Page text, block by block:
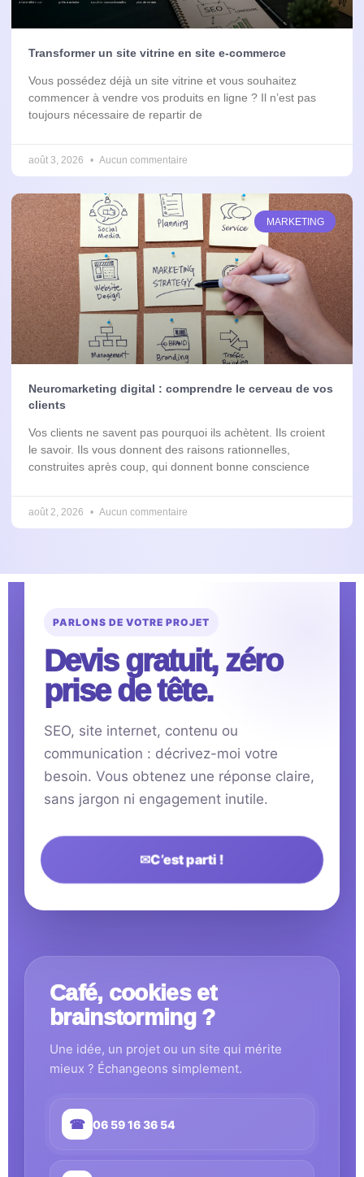
Transformer un site vitrine en site e-commerce
Vous possédez déjà un site vitrine et vous souhaitez
commencer à vendre vos produits en ligne ? Il n’est pas
toujours nécessaire de repartir de
août 3, 2026 Aucun commentaire
MARKETING
Neuromarketing digital : comprendre le cerveau de vos
clients
Vos clients ne savent pas pourquoi ils achètent. Ils croient
le savoir. Ils vous donnent des raisons rationnelles,
construites après coup, qui donnent bonne conscience
août 2, 2026 Aucun commentaire
PARLONS DE VOTRE PROJET
Devis gratuit, zéro
prise de tête.
SEO, site internet, contenu ou
communication : décrivez-moi votre
besoin. Vous obtenez une réponse claire,
sans jargon ni engagement inutile.
✉C’est parti !
Café, cookies et
brainstorming ?
Une idée, un projet ou un site qui mérite
mieux ? Échangeons simplement.
☎ 06 59 16 36 54